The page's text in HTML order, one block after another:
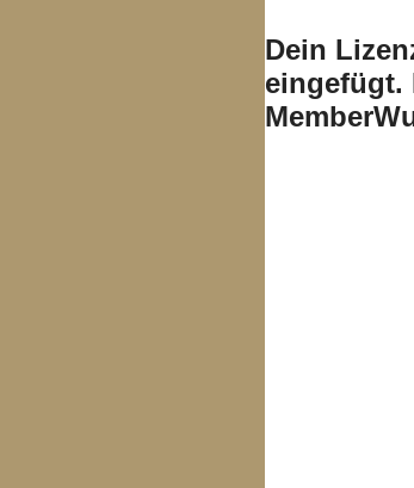
Dein
eingefügt.